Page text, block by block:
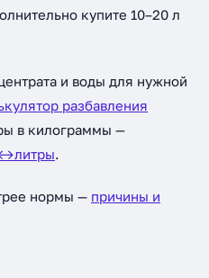
купите 10–20 л
и воды для нужной
разбавления
в килограммы —
.
нормы — причины и